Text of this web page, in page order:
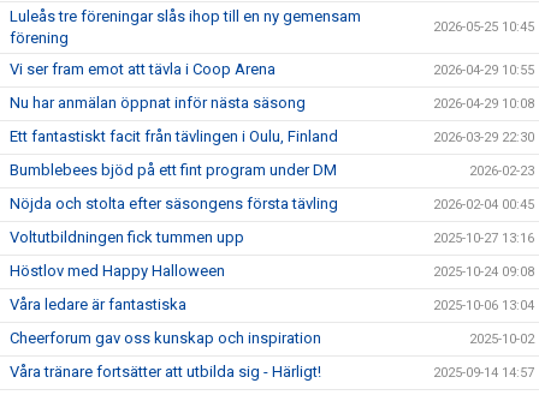
Luleås tre föreningar slås ihop till en ny gemensam
förening
2026-05-25 10:45
Vi ser fram emot att tävla i Coop Arena 2026-04-29 10:55
Nu har anmälan öppnat inför nästa säsong 2026-04-29 10:08
Ett fantastiskt facit från tävlingen i Oulu, Finland 2026-03-29 22:30
Bumblebees bjöd på ett fint program under DM 2026-02-23
Nöjda och stolta efter säsongens första tävling 2026-02-04 00:45
Voltutbildningen fick tummen upp 2025-10-27 13:16
Höstlov med Happy Halloween 2025-10-24 09:08
Våra ledare är fantastiska 2025-10-06 13:04
Cheerforum gav oss kunskap och inspiration 2025-10-02
Våra tränare fortsätter att utbilda sig - Härligt! 2025-09-14 14:57